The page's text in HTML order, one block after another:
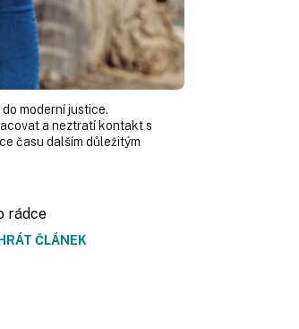
moderní justice.
a neztratí kontakt s
času dalším důležitým
rádce
ČLÁNEK